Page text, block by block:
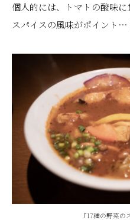
個人的には、トマトの酸味
スパイスの風味がポイント…
『17種の野菜の